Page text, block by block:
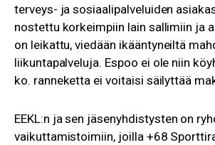
terveys- ja sosiaalipalveluiden
nostettu korkeimpiin lain sallimiin ja
on leikattu, viedään ikääntyneiltä
liikuntapalveluja. Espoo ei ole niin
ko. ranneketta ei voitaisi säilyttää
EEKL:n ja sen jäsenyhdistysten on
vaikuttamistoimiin, joilla +68